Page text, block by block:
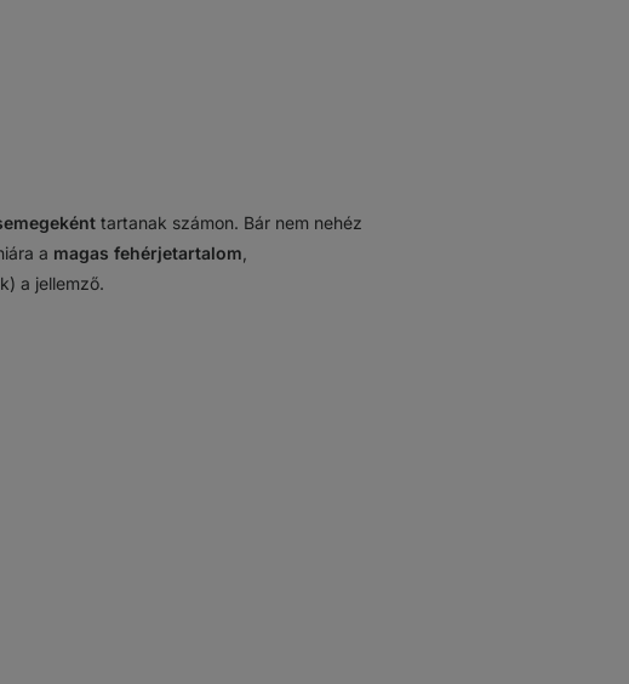
tartanak számon. Bár nem nehéz
a magas fehérjetartalom
a jellemző.